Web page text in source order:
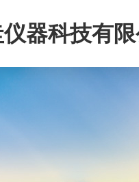
器科技有